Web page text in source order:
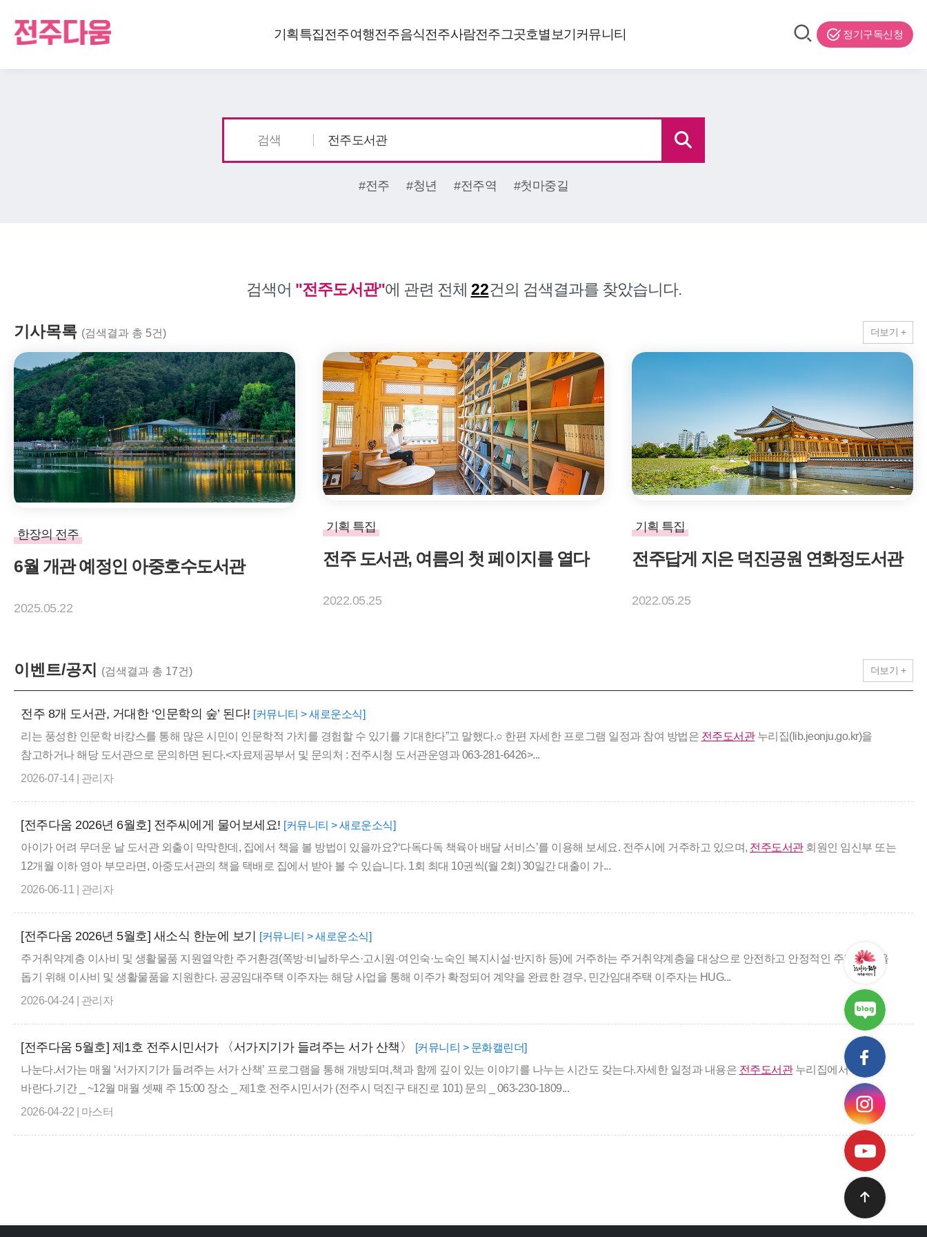
기획특집전주여행전주음식전주사람전주그곳호별보기 커뮤니티 정기구독신청
검색
#전주 #청년 #전주역 #첫마중길
검색어 "전주도서관"에 관련 전체 22건의 검색결과를 찾았습니다.
기사목록 (검색결과 총 5건) 더보기 +
한장의 전주
6월 개관 예정인 아중호수도서관
2025.05.22
기획 특집
전주 도서관, 여름의 첫 페이지를 열다
2022.05.25
기획 특집
전주답게 지은 덕진공원 연화정도서관
2022.05.25
이벤트/공지 (검색결과 총 17건) 더보기 +
전주 8개 도서관, 거대한 ‘인문학의 숲’ 된다! [커뮤니티 > 새로운소식]
리는 풍성한 인문학 바캉스를 통해 많은 시민이 인문학적 가치를 경험할 수 있기를 기대한다”고 말했다.○ 한편 자세한 프로그램 일정과 참여 방법은 전주도서관누리집(lib.jeonju.go.kr)을
참고하거나 해당 도서관으로 문의하면 된다.<자료제공부서 및 문의처 : 전주시청 도서관운영과 063-281-6426>...
2026-07-14 | 관리자
[전주다움 2026년 6월호] 전주씨에게 물어보세요! [커뮤니티 > 새로운소식]
아이가 어려 무더운 날 도서관 외출이 막막한데, 집에서 책을 볼 방법이 있을까요?‘다독다독 책육아 배달 서비스’를 이용해 보세요. 전주시에 거주하고 있으며, 전주도서관회원인 임신부 또는
12개월 이하 영아 부모라면, 아중도서관의 책을 택배로 집에서 받아 볼 수 있습니다. 1회 최대 10권씩(월 2회) 30일간 대출이 가...
2026-06-11 | 관리자
[전주다움 2026년 5월호] 새소식 한눈에 보기 [커뮤니티 > 새로운소식]
주거취약계층 이사비 및 생활물품 지원열악한 주거환경(쪽방·비닐하우스·고시원·여인숙·노숙인 복지시설·반지하 등)에 거주하는 주거취약계층을 대상으로 안전하고 안정적인 주거 이전을
돕기 위해 이사비 및 생활물품을 지원한다. 공공임대주택 이주자는 해당 사업을 통해 이주가 확정되어 계약을 완료한 경우, 민간임대주택 이주자는 HUG...
2026-04-24 | 관리자
[전주다움 5월호] 제1호 전주시민서가 〈서가지기가 들려주는 서가 산책〉
[커뮤니티 > 문화캘린더]
나눈다.서가는 매월 ‘서가지기가 들려주는 서가 산책’ 프로그램을 통해 개방되며,책과 함께 깊이 있는 이야기를 나누는 시간도 갖는다.자세한 일정과 내용은 전주도서관누리집에서 확인
바란다.기간 _ ~12월 매월 셋째 주 15:00 장소 _ 제1호 전주시민서가 (전주시 덕진구 태진로 101) 문의 _ 063-230-1809...
2026-04-22 | 마스터